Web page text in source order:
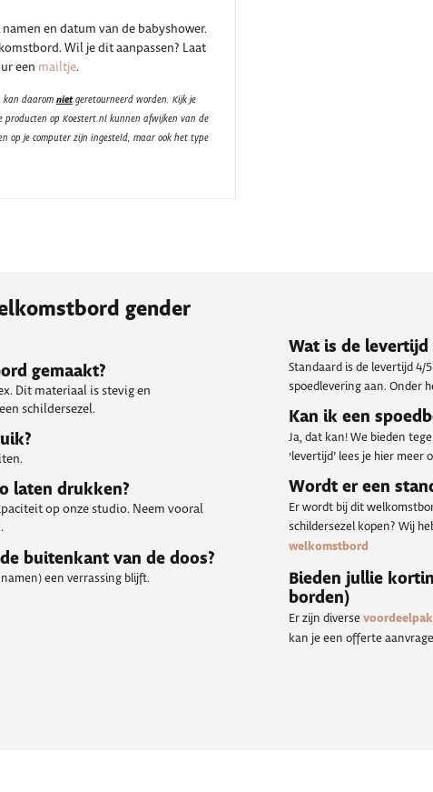
en datum van de babyshower.
Wil je dit aanpassen? Laat
een mailtje.
kan daarom nietgeretourneerd worden. Kijk je
producten op Koestert.nl kunnen afwijken van de
op je computer zijn ingesteld, maar ook het type
gender
gemaakt?
Dit materiaal is stevig en
schildersezel.
laten drukken?
op onze studio. Neem vooral
buitenkant van de doos?
een verrassing blijft.
Wat is de
Standaard is de levertijd 4/
spoedlevering aan. Onder
Kan ik een
Ja, dat kan! We bieden
‘levertijd’ lees je hier meer
Wordt er een
Er wordt bij dit
schildersezel kopen? Wij
welkomstbord
Bieden jullie
borden)
Er zijn diverse
kan je een offerte